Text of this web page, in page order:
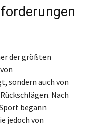
der größten
sondern auch von
Nach
begann
jedoch von